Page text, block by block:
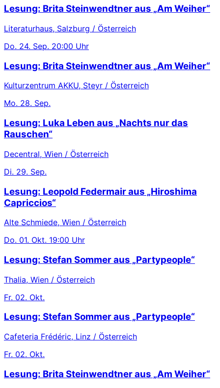
Lesung: Brita Steinwendtner aus „Am Weiher“
Literaturhaus, Salzburg / Österreich
Do. 24. Sep. 20:00 Uhr
Lesung: Brita Steinwendtner aus „Am Weiher“
Kulturzentrum AKKU, Steyr / Österreich
Mo. 28. Sep.
Lesung: Luka Leben aus „Nachts nur das
Rauschen“
Decentral, Wien / Österreich
Di. 29. Sep.
Lesung: Leopold Federmair aus „Hiroshima
Capriccios“
Alte Schmiede, Wien / Österreich
Do. 01. Okt. 19:00 Uhr
Lesung: Stefan Sommer aus „Partypeople“
Thalia, Wien / Österreich
Fr. 02. Okt.
Lesung: Stefan Sommer aus „Partypeople“
Cafeteria Frédéric, Linz / Österreich
Fr. 02. Okt.
Lesung: Brita Steinwendtner aus „Am Weiher“